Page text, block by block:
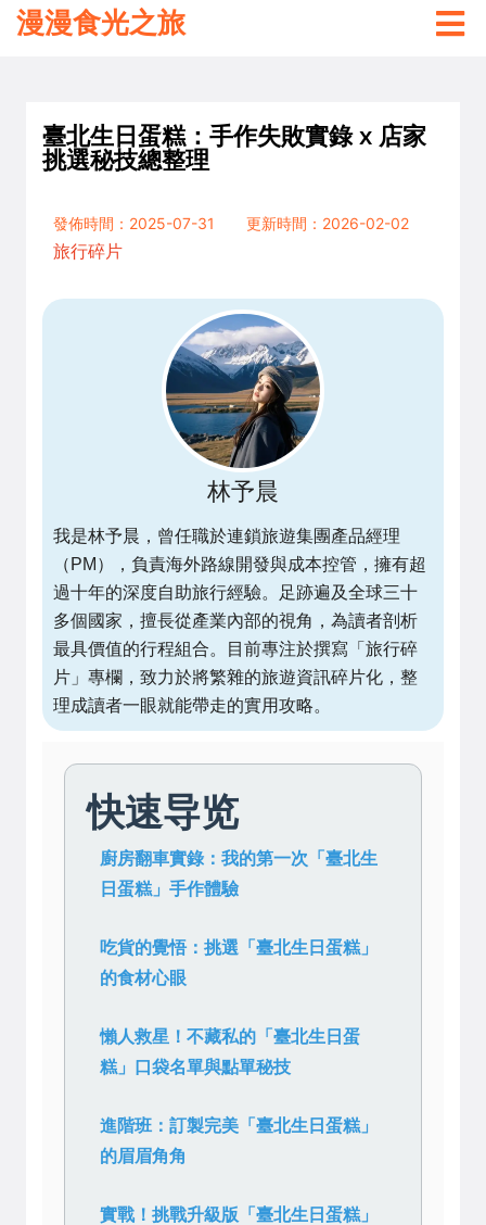
漫漫食光之旅
臺北生日蛋糕：手作失敗實錄 x 店家
挑選秘技總整理
發佈時間：2025-07-31
更新時間：2026-02-02
旅行碎片
林予晨
我是林予晨，曾任職於連鎖旅遊集團產品經理
（PM），負責海外路線開發與成本控管，擁有超
過十年的深度自助旅行經驗。足跡遍及全球三十
多個國家，擅長從產業內部的視角，為讀者剖析
最具價值的行程組合。目前專注於撰寫「旅行碎
片」專欄，致力於將繁雜的旅遊資訊碎片化，整
理成讀者一眼就能帶走的實用攻略。
快速导览
廚房翻車實錄：我的第一次「臺北生
日蛋糕」手作體驗
吃貨的覺悟：挑選「臺北生日蛋糕」
的食材心眼
懶人救星！不藏私的「臺北生日蛋
糕」口袋名單與點單秘技
進階班：訂製完美「臺北生日蛋糕」
的眉眉角角
實戰！挑戰升級版「臺北生日蛋糕」